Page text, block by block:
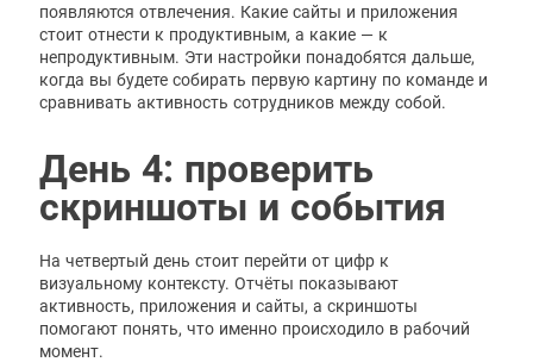
появляются отвлечения. Какие сайты и приложения
стоит отнести к продуктивным, а какие — к
непродуктивным. Эти настройки понадобятся дальше,
когда вы будете собирать первую картину по команде и
сравнивать активность сотрудников между собой.
День 4: проверить
скриншоты и события
На четвертый день стоит перейти от цифр к
визуальному контексту. Отчёты показывают
активность, приложения и сайты, а скриншоты
помогают понять, что именно происходило в рабочий
момент.